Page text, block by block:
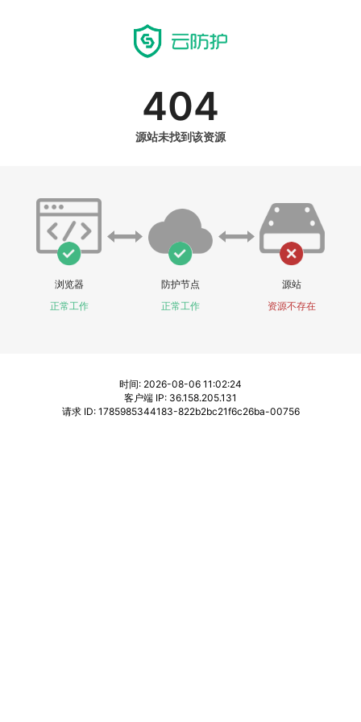
404
源站未找到该资源
浏览器
正常工作
防护节点
正常工作
源站
资源不存在
时间: 2026-08-06 11:02:24
客户端 IP: 36.158.205.131
请求 ID: 1785985344183-822b2bc21f6c26ba-00756